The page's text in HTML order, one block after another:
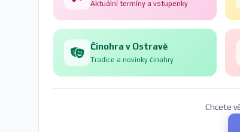
Aktuální termíny a vstupenky
Činohra v Ostravě
Tradice a novinky činohry
Chcete